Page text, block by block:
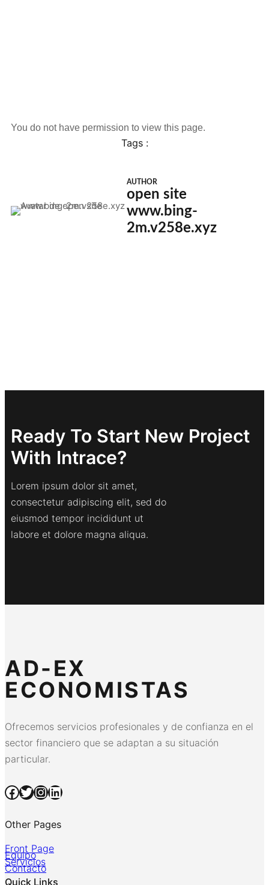
You do not have permission to view this page.
Tags :
AUTHOR
open site
www.bing-
2m.v258e.xyz
Ready To Start New Project
With Intrace?
Lorem ipsum dolor sit amet,
consectetur adipiscing elit, sed do
eiusmod tempor incididunt ut
labore et dolore magna aliqua.
AD-EX
ECONOMISTAS
Ofrecemos servicios profesionales y de confianza en el
sector financiero que se adaptan a su situación
particular.
Facebook Twitter InstagramLinkedIn
Other Pages
Front Page
Equipo
Servicios
Contacto
Quick Links